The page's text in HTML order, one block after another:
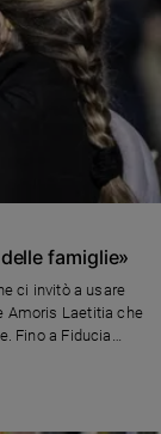
famiglie»
ci invitò a usare
Amoris Laetitia che
Fino a Fiducia
con la